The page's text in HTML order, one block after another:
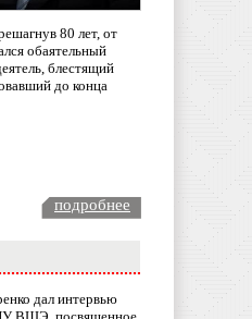
80 лет, от
обаятельный
блестящий
до конца
подробнее
дал интервью